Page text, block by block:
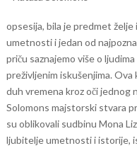
opsesija, bila je predmet želje
umetnosti i jedan od
priču saznajemo više o
preživljenim iskušenjima. Ova
duh vremena kroz oči
Solomons majstorski stvara
su oblikovali sudbinu Mona
ljubitelje umetnosti i istorije,